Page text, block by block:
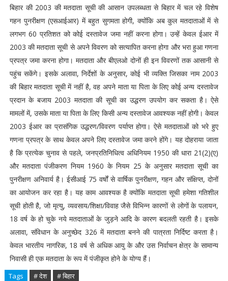
बिहार की 2003 की मतदाता सूची की आसान उपलब्धता से बिहार में चल रहे विशेष
गहन पुनरीक्षण (एसआईआर) में बहुत सुगमता होगी, क्योंकि अब कुल मतदाताओं में से
लगभग 60 प्रतिशत को कोई दस्तावेज जमा नहीं करना होगा। उन्हें केवल ईआर में
2003 की मतदाता सूची से अपने विवरण को सत्यापित करना होगा और भरा हुआ गणना
प्रपत्र जमा करना होगा। मतदाता और बीएलओ दोनों ही इन विवरणों तक आसानी से
पहुंच सकेंगे। इसके अलावा, निर्देशों के अनुसार, कोई भी व्यक्ति जिसका नाम 2003
की बिहार मतदाता सूची में नहीं है, वह अपने माता या पिता के लिए कोई अन्य दस्तावेज
प्रदान के बजाय 2003 मतदाता की सूची का उद्धरण उपयोग कर सकता है। ऐसे
मामलों में, उसके माता या पिता के लिए किसी अन्य दस्तावेज आवश्यक नहीं होगी। केवल
2003 ईआर का प्रासंगिक उद्धरण/विवरण पर्याप्त होगा। ऐसे मतदाताओं को भरे हुए
गणना प्रपत्र के साथ केवल अपने लिए दस्तावेज जमा करने होंगे। यह दोहराया जाता
है कि प्रत्येक चुनाव से पहले, जनप्रतिनिधित्व अधिनियम 1950 की धारा 21(2)(ए)
और मतदाता पंजीकरण नियम 1960 के नियम 25 के अनुसार मतदाता सूची का
पुनरीक्षण अनिवार्य है। ईसीआई 75 वर्षों से वार्षिक पुनरीक्षण, गहन और संक्षिप्त, दोनों
का आयोजन कर रहा है। यह काम आवश्यक है क्योंकि मतदाता सूची हमेशा गतिशील
सूची होती है, जो मृत्यु, व्यवसाय/शिक्षा/विवाह जैसे विभिन्न कारणों से लोगों के पलायन,
18 वर्ष के हो चुके नये मतदाताओं के जुड़ने आदि के कारण बदलती रहती है। इसके
अलावा, संविधान के अनुच्छेद 326 में मतदाता बनने की पात्रता निर्दिष्ट करता है।
केवल भारतीय नागरिक, 18 वर्ष से अधिक आयु के और उस निर्वाचन क्षेत्र के सामान्य
निवासी ही एक मतदाता के रूप में पंजीकृत होने के योग्य हैं।
Tags # देश # बिहार